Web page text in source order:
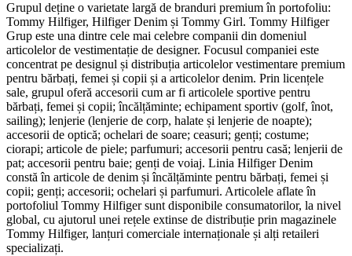
Grupul deține o varietate largă de branduri premium în portofoliu:
Tommy Hilfiger, Hilfiger Denim și Tommy Girl. Tommy Hilfiger
Grup este una dintre cele mai celebre companii din domeniul
articolelor de vestimentație de designer. Focusul companiei este
concentrat pe designul și distribuția articolelor vestimentare premium
pentru bărbați, femei și copii și a articolelor denim. Prin licențele
sale, grupul oferă accesorii cum ar fi articolele sportive pentru
bărbați, femei și copii; încălțăminte; echipament sportiv (golf, înot,
sailing); lenjerie (lenjerie de corp, halate și lenjerie de noapte);
accesorii de optică; ochelari de soare; ceasuri; genți; costume;
ciorapi; articole de piele; parfumuri; accesorii pentru casă; lenjerii de
pat; accesorii pentru baie; genți de voiaj. Linia Hilfiger Denim
constă în articole de denim și încălțăminte pentru bărbați, femei și
copii; genți; accesorii; ochelari și parfumuri. Articolele aflate în
portofoliul Tommy Hilfiger sunt disponibile consumatorilor, la nivel
global, cu ajutorul unei rețele extinse de distribuție prin magazinele
Tommy Hilfiger, lanțuri comerciale internaționale și alți retaileri
specializați.